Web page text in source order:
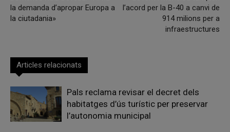
la demanda d’apropar Europa a
la ciutadania»
l’acord per la B-40 a canvi de
914 milions per a
infraestructures
Articles relacionats
Pals reclama revisar el decret dels
habitatges d’ús turístic per preservar
l’autonomia municipal